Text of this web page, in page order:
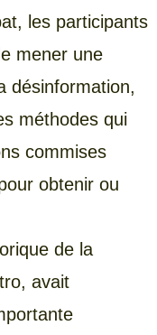
les participants
mener une
désinformation,
méthodes qui
commises
obtenir ou
de la
avait